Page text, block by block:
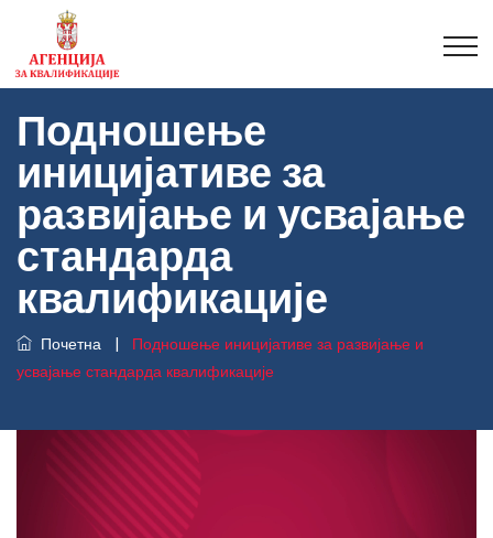
Подношење
иницијативе за
развијање и усвајање
стандарда
квалификације
Почетна |
Подношење иницијативе за развијање и
усвајање стандарда квалификације